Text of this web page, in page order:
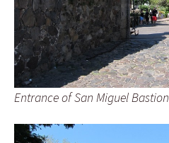
Entrance of San Miguel Bastion